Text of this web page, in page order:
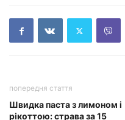
попередня стаття
Швидка паста з лимоном і
рікоттою: страва за 15